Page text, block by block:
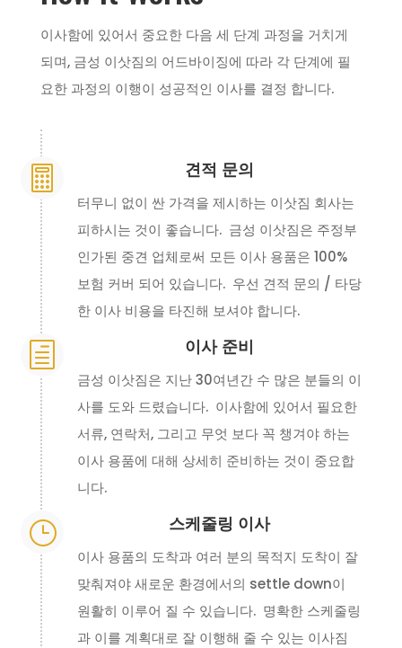
이사함에 있어서 중요한 다음 세 단계 과정을 거치게
되며, 금성 이삿짐의 어드바이징에 따라 각 단계에 필
요한 과정의 이행이 성공적인 이사를 결정 합니다.
 견적 문의
터무니 없이 싼 가격을 제시하는 이삿짐 회사는
피하시는 것이 좋습니다. 금성 이삿짐은 주정부
인가된 중견 업체로써 모든 이사 용품은 100%
보험 커버 되어 있습니다. 우선 견적 문의 / 타당
한 이사 비용을 타진해 보셔야 합니다.
h 이사 준비
금성 이삿짐은 지난 30여년간 수 많은 분들의 이
사를 도와 드렸습니다. 이사함에 있어서 필요한
서류, 연락처, 그리고 무엇 보다 꼭 챙겨야 하는
이사 용품에 대해 상세히 준비하는 것이 중요합
니다.
} 스케줄링 이사
이사 용품의 도착과 여러 분의 목적지 도착이 잘
맞춰져야 새로운 환경에서의 settle down이
원활히 이루어 질 수 있습니다. 명확한 스케줄링
과 이를 계획대로 잘 이행해 줄 수 있는 이사짐